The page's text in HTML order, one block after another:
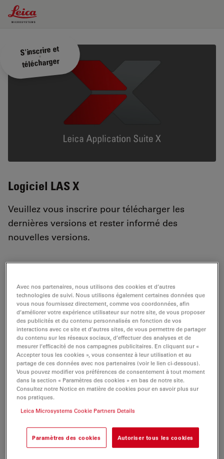
Leica Microsystems Logo
S'inscrire et
télécharger
Logiciel LAS X
Veuillez vous inscrire pour télécharger les
dernières versions et rester informé des
nouvelles versions.
LAS X Life Science - Champ large
Le logiciel d'imagerie et d'analyseLASX est conçu
pour chaque étape de votre recherche. Il est optimisé
pour les flux de travail de la recherche en sciences de
la vie et prend en charge les microscopes Leica droits,
inversés et stéréoscopiques. La plateforme offre une
facilité d'utilisation maximale et permet à tous les
membres de votre équipe de devenir rapidement
productifs.
Remarque : cette version de LASX est réservée à
LAS X Industry
Avec nos partenaires, nous utilisons des cookies et d’autres
technologies de suivi. Nous utilisons également certaines données que
vous nous fournissez directement, comme vos coordonnées, afin
d’améliorer votre expérience utilisateur sur notre site, de vous proposer
des publicités et du contenu personnalisés en fonction de vos
interactions avec ce site et d’autres sites, de vous permettre de partager
du contenu sur les réseaux sociaux, d’effectuer des analyses et de
mesurer l’efficacité de nos campagnes publicitaires. En cliquant sur «
Accepter tous les cookies », vous consentez à leur utilisation et au
partage de ces données avec nos partenaires (voir le lien ci-dessous).
Vous pouvez modifier vos préférences de consentement à tout moment
dans la section « Paramètres des cookies » en bas de notre site.
Consultez notre Notice en matière de cookies pour en savoir plus sur
nos pratiques.
Leica Microsystems Cookie Partners Details
Paramètres des cookies Autoriser tous les cookies